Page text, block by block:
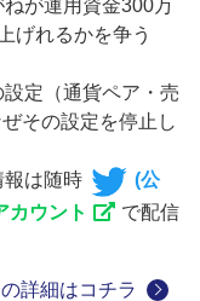
が運用資金300万
げれるかを争う
定（通貨ペア・売
その設定を停止し
報は随時
(公
カウント
で配信
詳細はコチラ